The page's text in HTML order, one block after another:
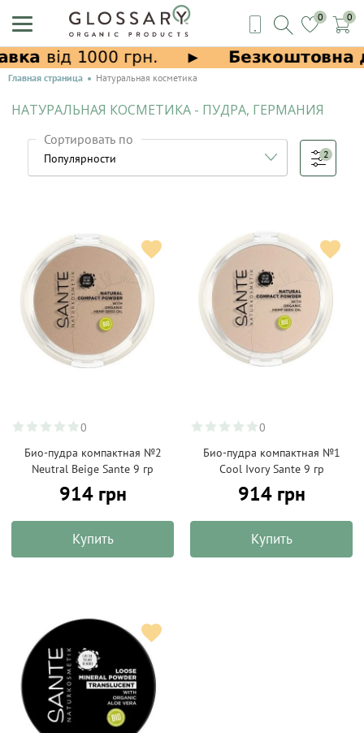
0 0
Главная страница Натуральная косметика
НАТУРАЛЬНАЯ КОСМЕТИКА - ПУДРА, ГЕРМАНИЯ
Сортировать по
2
0
Био-пудра компактная №2
Neutral Beige Sante 9 гр
914 грн
Купить
0
Био-пудра компактная №1
Cool Ivory Sante 9 гр
914 грн
Купить